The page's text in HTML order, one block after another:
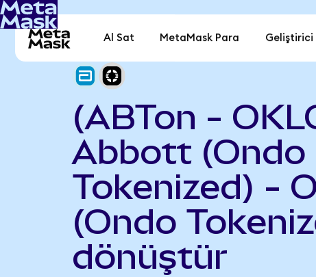
Al Sat MetaMask Para Geliştirici
(ABTon -
Abbott (Ondo
Tokenized) -
(Ondo
dönüştür